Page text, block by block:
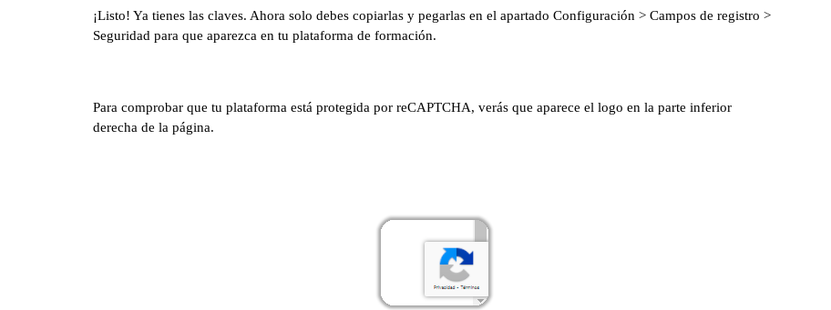
¡Listo! Ya tienes las claves. Ahora solo debes copiarlas y pegarlas en el apartado Configuración > Campos de registro >
Seguridad para que aparezca en tu plataforma de formación.
Para comprobar que tu plataforma está protegida por reCAPTCHA, verás que aparece el logo en la parte inferior
derecha de la página.